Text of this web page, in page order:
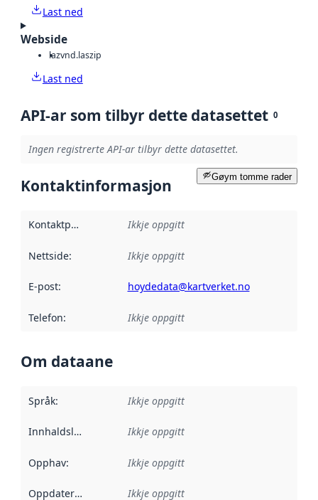
Last ned
Webside
lazvnd.laszip
Last ned
API-ar som tilbyr dette datasettet 0
Ingen registrerte API-ar tilbyr dette datasettet.
Gøym tomme rader
Kontaktinformasjon
Kontaktpunkt Ikkje oppgitt
Nettside: Ikkje oppgitt
E-post: hoydedata@kartverket.no
Telefon: Ikkje oppgitt
Om dataane
Språk: Ikkje oppgitt
Innhaldsleverandørar :
Ikkje oppgitt
Opphav: Ikkje oppgitt
Oppdateringsfrekvens :
Ikkje oppgitt